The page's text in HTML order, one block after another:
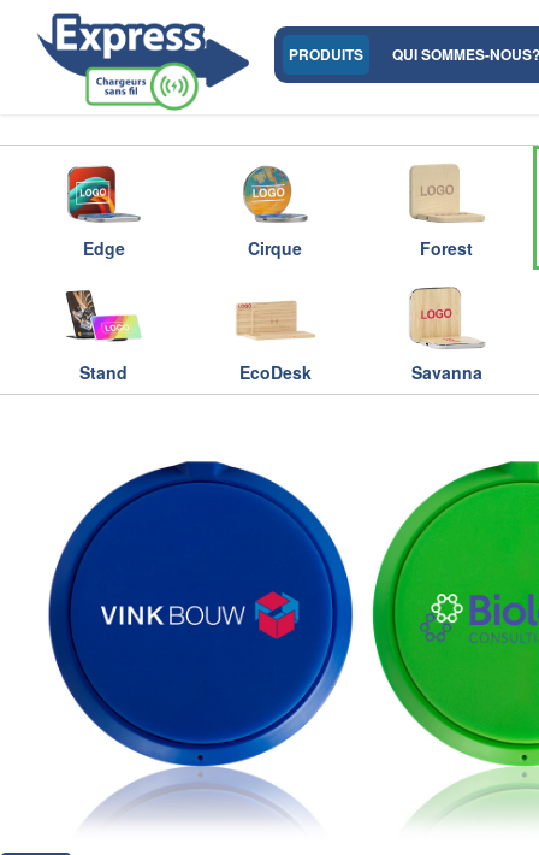
PRODUITS QUI SOMMES-NOUS?
Edge Cirque Forest
Stand EcoDesk Savanna